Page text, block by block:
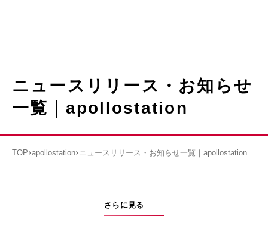
ニュースリリース・お知らせ
一覧｜apollostation
TOP apollostation ニュースリリース・お知らせ一覧｜apollostation
さらに見る